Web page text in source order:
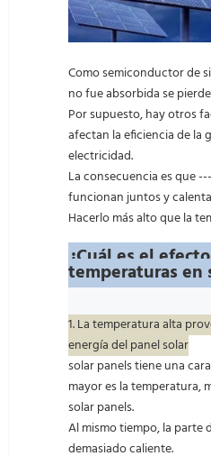
Como semiconductor de
no fue absorbida se
Por supuesto, hay otros
afectan la eficiencia de la
electricidad.
La consecuencia es que
funcionan juntos y
Hacerlo más alto que la
¿Cuál es el
temperaturas en
1. La temperatura alta
energía del panel solar
solar panels tiene una
mayor es la temperatura,
solar panels.
Al mismo tiempo, la parte
demasiado caliente.